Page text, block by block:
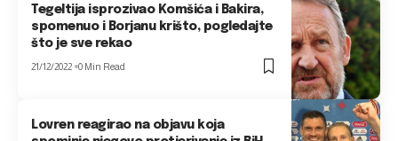
Tegeltija isprozivao Komšića i Bakira,
spomenuo i Borjanu krišto, pogledajte
što je sve rekao
21/12/2022 0 Min Read
Lovren reagirao na objavu koja